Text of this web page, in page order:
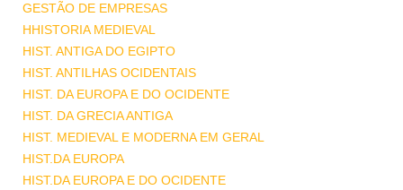
GESTÃO DE EMPRESAS
HHISTORIA MEDIEVAL
HIST. ANTIGA DO EGIPTO
HIST. ANTILHAS OCIDENTAIS
HIST. DA EUROPA E DO OCIDENTE
HIST. DA GRECIA ANTIGA
HIST. MEDIEVAL E MODERNA EM GERAL
HIST.DA EUROPA
HIST.DA EUROPA E DO OCIDENTE